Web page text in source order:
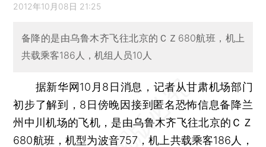
2012年10月08日 21:25
备降的是由乌鲁木齐飞往北京的ＣＺ680航班，机上
共载乘客186人，机组人员10人
据新华网10月8日消息，记者从甘肃机场部门
初步了解到，8日傍晚因接到匿名恐怖信息备降兰
州中川机场的飞机，是由乌鲁木齐飞往北京的ＣＺ
680航班，机型为波音757，机上共载乘客186人，